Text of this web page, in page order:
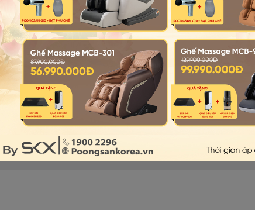
Cẩm nang máy chạy bộ
Cẩm nang xe đạp tập
Khuyến mại
Sống khỏe
Sự kiện
Máy chạy bộ
Xe đạp tập
Máy massage
Gối massage
Đệm massage
© Poongsankorea - All Rights Reserved